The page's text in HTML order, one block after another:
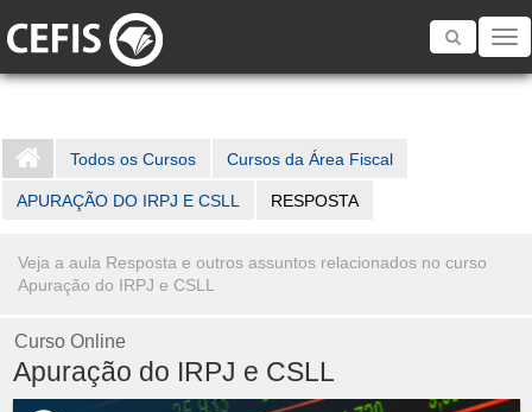
Toggle
Todos os Cursos Cursos da Área Fiscal
APURAÇÃO DO IRPJ E CSLL RESPOSTA
Veja a aula Resposta e outros assuntos relacionados no curso
Apuração do IRPJ e CSLL
Curso Online
Apuração do IRPJ e CSLL